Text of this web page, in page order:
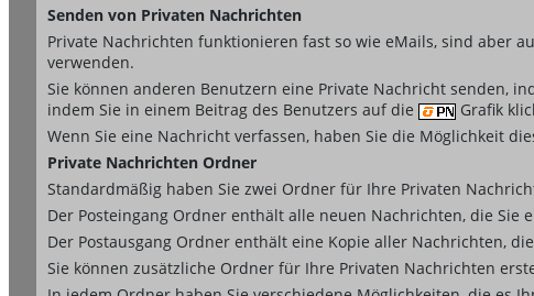
Senden von Privaten Nachrichten
Private Nachrichten funktionieren fast so wie eMails, sind aber
verwenden.
Sie können anderen Benutzern eine Private Nachricht senden,
indem Sie in einem Beitrag des Benutzers auf die
Grafik
Wenn Sie eine Nachricht verfassen, haben Sie die Möglichkeit
Private Nachrichten Ordner
Standardmäßig haben Sie zwei Ordner für Ihre Privaten
Der Posteingang Ordner enthält alle neuen Nachrichten, die
Der Postausgang Ordner enthält eine Kopie aller Nachrichten,
Sie können zusätzliche Ordner für Ihre Privaten Nachrichten